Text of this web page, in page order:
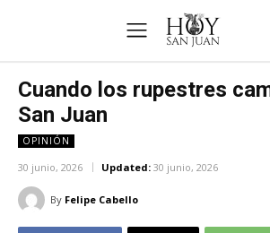
Cuando los rupestres
San Juan
OPINIÓN
30 junio, 2026 Updated: 30 junio, 2026
By Felipe Cabello